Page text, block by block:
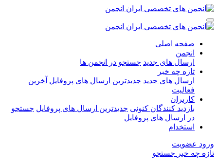
صفحه اصلی
انجمن
ارسال های جدید جستجو در انجمن ها
تازه چه خبر
ارسال های جدید جدیدترین ارسال های پروفایل آخرین
فعالیت
کاربران
بازدید کنندگان کنونی جدیدترین ارسال های پروفایل جستجو
در ارسال های پروفایل
استخدام
ورود عضویت
تازه چه خبر جستجو